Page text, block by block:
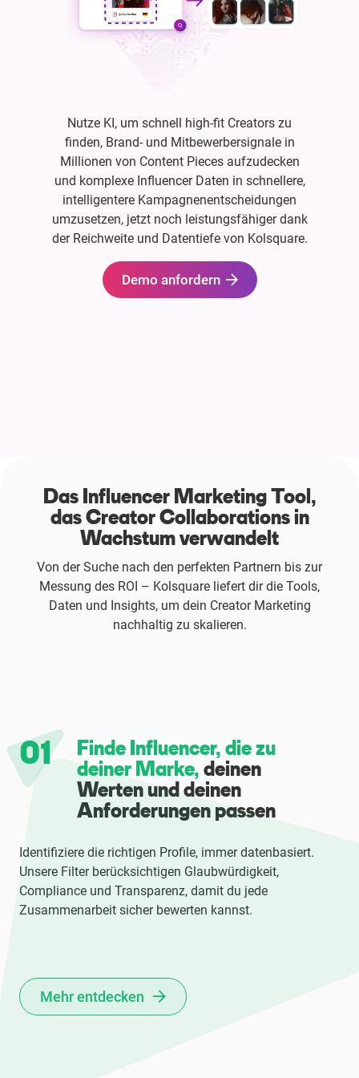
Nutze KI, um schnell high-fit Creators zu
finden, Brand- und Mitbewerbersignale in
Millionen von Content Pieces aufzudecken
und komplexe Influencer Daten in schnellere,
intelligentere Kampagnenentscheidungen
umzusetzen, jetzt noch leistungsfähiger dank
der Reichweite und Datentiefe von Kolsquare.
Demo anfordern
Das Influencer Marketing Tool,
das Creator Collaborations in
Wachstum verwandelt
Von der Suche nach den perfekten Partnern bis zur
Messung des ROI – Kolsquare liefert dir die Tools,
Daten und Insights, um dein Creator Marketing
nachhaltig zu skalieren.
01
Finde Influencer, die zu
deiner Marke, deinen
Werten und deinen
Anforderungen passen
Identifiziere die richtigen Profile, immer datenbasiert.
Unsere Filter berücksichtigen Glaubwürdigkeit,
Compliance und Transparenz, damit du jede
Zusammenarbeit sicher bewerten kannst.
Mehr entdecken